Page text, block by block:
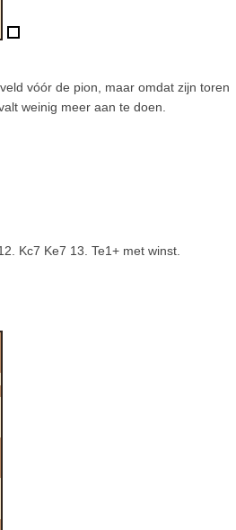
vóór de pion, maar omdat zijn toren
weinig meer aan te doen.
Kc7 Ke7 13. Te1+ met winst.